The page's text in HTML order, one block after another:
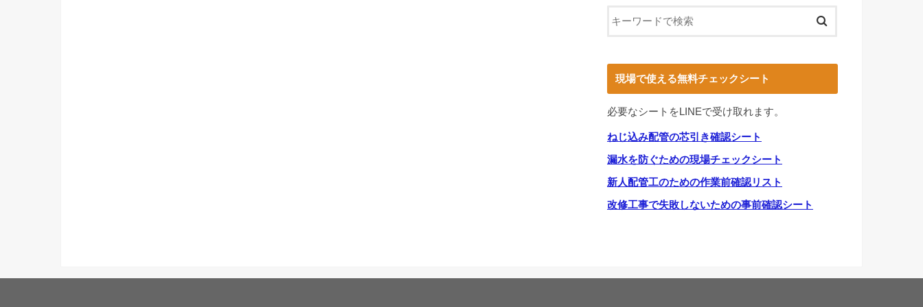
現場で使える無料チェックシート
必要なシートをLINEで受け取れます。
ねじ込み配管の芯引き確認シート
漏水を防ぐための現場チェックシート
新人配管工のための作業前確認リスト
改修工事で失敗しないための事前確認シート